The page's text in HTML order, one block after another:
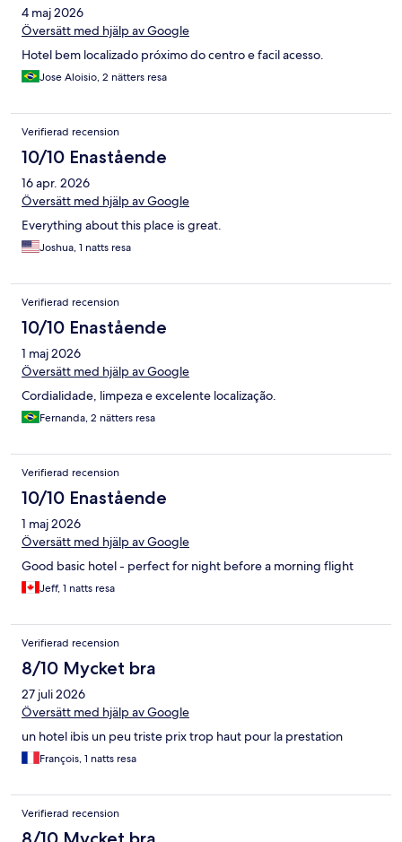
4 maj 2026
Översätt med hjälp av Google
Hotel bem localizado próximo do centro e facil acesso.
Jose Aloisio, 2 nätters resa
Verifierad recension
10/10 Enastående
16 apr. 2026
Översätt med hjälp av Google
Everything about this place is great.
Joshua, 1 natts resa
Verifierad recension
10/10 Enastående
1 maj 2026
Översätt med hjälp av Google
Cordialidade, limpeza e excelente localização.
Fernanda, 2 nätters resa
Verifierad recension
10/10 Enastående
1 maj 2026
Översätt med hjälp av Google
Good basic hotel - perfect for night before a morning flight
Jeff, 1 natts resa
Verifierad recension
8/10 Mycket bra
27 juli 2026
Översätt med hjälp av Google
un hotel ibis un peu triste prix trop haut pour la prestation
François, 1 natts resa
Verifierad recension